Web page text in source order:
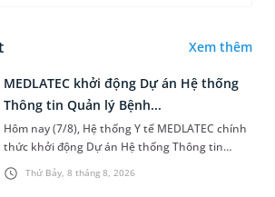
Xem thêm
Thứ Bảy, 8 tháng 8, 2026
MEDLATEC khởi động Dự án Hệ thống
Thông tin Quản lý Bệnh...
Hôm nay (7/8), Hệ thống Y tế MEDLATEC chính
thức khởi động Dự án Hệ thống Thông tin
Quản lý Bệnh viện (HIS - Hospital Information
System) giai đoạn mới. Dự á...